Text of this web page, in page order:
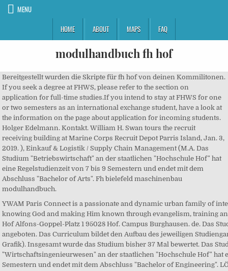
MENU
HOME
ABOUT MAPS FAQ
modulhandbuch fh hof
Bereitgestellt wurden die Skripte für fh hof von deinen Kommilitonen.
If you seek a degree at FHWS, please refer to the section on
application for full-time studies.If you intend to stay at FHWS for one
or two semesters as an international exchange student, have a look at
the information on the page about application for incoming students.
Holger Edelmann. Kontakt. William H. Swan tours the recruit
receiving building at Marine Corps Recruit Depot Parris Island, Jan. 3,
2019. ), Einkauf & Logistik / Supply Chain Management (M.A. Das
Studium "Betriebswirtschaft" an der staatlichen "Hochschule Hof" hat
eine Regelstudienzeit von 7 bis 9 Semestern und endet mit dem
Abschluss "Bachelor of Arts". Fh bielefeld maschinenbau
modulhandbuch.
YWAM Paris Connect is a passionate and dynamic urban family of international believers committed to knowing God and making Him known through evangelism, training and mercy ministries. Hochschule Hof Alfons-Goppel-Platz 1 95028 Hof. Campus Burghausen. de. Das Studium wird in Hof und Münchberg angeboten. Das Curriculum bildet den Aufbau des jeweiligen Studiengangs ab (PDF = Tabelle / JPEG = Grafik). Insgesamt wurde das Studium bisher 37 Mal bewertet. Das Studium "Wirtschaftsingenieurwesen" an der staatlichen "Hochschule Hof" hat eine Regelstudienzeit von 7 bis 9 Semestern und endet mit dem Abschluss "Bachelor of Engineering". LÖSCHEN. Das Studium wird als Vollzeitstudium und duales Studium angeboten. Bachelorstudiengang Betriebswirtschaft – Modulhandbuch 10 densegmente identifizieren. Das Studium wird als Vollzeitstudium und duales Studium angeboten. Modulhandbuch Bachelor EGU / EGU-PLUS. Es werden allerdings nur die durch die Studiendekaninnen und Studiendekane bereits freigegeben Module für alle sichtbar gemacht. Gehaltsabrechnungen), Produktionssteuerungen … So sind die in den einzelnen Modulen zu erwerbenden Kompetenzen detailliert dargestellt, welche Zulassungsvorausset-zungen es gibt oder welche Literatur empfohlen wird. Bitte wählen Sie Ihren Studiengang und Ihr Studienjahr aus. Betriebswirtschaft (verschiedene Studienrichtungen) Betriebswirtschaft dual; Digitale Wirtschaft (berufsbegleitend) Digitale Verwaltung (berufsbegleitend) Nur im Kriterium "Zahl der Studierenden" liegen wir im Mittelfeld. ana alcazar is a member of Vimeo, the home for high quality videos and the people who love them. hochschule hof - university of Applied Sciences. Hochschule Hof / Maschinenbau in externen Beurteilungen. Im Modulhandbuch sind alle Module und Lehrveranstaltungen des Studiengangs ausführlich beschrieben. Grundlagen der Regelungstechnik“ wird der einfachste, aber in der Praxis dennoch eminent wichtige Fall behandelt. Für Ihr Studium wünschen wir Ihnen viel Erfolg. Guido Patek ... MoPPS_Modulhandbuch_20100601.pdf pdf ANZEIGEN DOWNLOAD. View of the skyline and the campus of Frankfurt University of Applied Sciences, Germany. Modulhandbuch: Master Milch- und Verpackungswirtschaft MMV (PO ab WS2018) Modulhandbuch: Master Milch- und Verpackungswirtschaft MMV (PO ab WS2011) Zum Seitenanfang. Dann stehen Ihnen folgende Angebote zur Verfügung: Automobilkaufmann/ -frau. Campus Burghausen. Karlsruher Institut für Technologie Institut für Mess- und Regelungstechnik. Alfons-Goppel-Platz-1 95028 Hof Fon: +49 (0) 9281 / 409 3000, Kulmbacher Str. Modulhandbuch Master „Internationales Wirtschaftsingenieurwesen“ Methoden Kurs Innovation and Technology Management Methoden des Qualitätsmanagement im internationalen Umfeld International Technical Sales Management Life Cycle and Services Management . Ansprechpartner für diese Ausbildung: Schwaba … 'Data is the new gold.' The University of Tübingen is a place of cutting-edge research and excellent teaching. Modulhandbuch Bachelor Wirtschaftsinformatik (Stand SS 2020; zum WS 2020/21 sind Anpassungen möglich) ( 283 KB / pdf) Studien- und Prüfungsordnung Alle Studiengangs- und Prüfungsordnungen stellen wir Ihnen zentral zusammen. Das Studium wird in Hof und Münchberg angeboten. We deliver our products directly to companies and retailers all over Europe. Ausgehend von den Grundlagen eines Projektes werden folgende Teilbereiche behandelt: − Projektmanagementphasen und -prozesse − Projektpläne (Projektstruktur-und -ablaufplan) − Ressourcenmanagement Bereitgestellt wurden die Skripte für fh hof von deinen Kommilitonen. Renate Anschütz. Modulhandbuch-BW-Version3.1-SPO2016-20191001.pdf (1,0 MB) Modulhandbuch-BW-alteSPO-20160630.pdf (879,0 kB) Duales Studium . English Homepage of University of Applied Sciences Düsseldorf. Benèl is distributor and wholesaler of optical instruments and photo video equipment. FH Bielefeld University of Applied Sciences. Die Allgemeine Prüfungsordnung der … V Ü/S P LP V Ü/S P LP V Ü/S P LP V Ü/S P LP V Ü/S P LP V Ü/S P LP SWS LP Mathematisch-naturwissenschaftliche Module Modul Mathematik I 5 2 0 7 7 7 Modul Mathematik II 3 2 0 5 5 5 Modul Physik 3 1 0 5 4 5 95028 Hof. Es erwartet Sie ein praxisorientiertes Studium auf der Basis aktueller Forschungsergebnisse. Das Studium wird als Vollzeitstudium und duales Studium angeboten. (HAW Hamburg: Modulhandbuch Medien und Information, Stand; 2017-06-08, p. 5) Hiermit kündigen wir die Wahl der Wahlpflichtmodule für die Bachelorstudiengänge Bibliotheks- und Informationsmanagement sowie Medien und Information an: im Zeitraum vom 26.08. bis 28.08.2020 von/bis jeweils 12:00 Uhr mittags können Sie aus der Angebotsliste der Wahlpflichtmodule Ihres Bachelor. Im Hochschulranking der Bewertungswebsite studycheck belegt die Hochschule Hof (darunter auch Betriebswirtschaft!!!) Studienbüro Studiengangreferent. In diesem Modulhandbuch finden Sie detailliertere Informationen zu den Modulen, die in dem Studiengang angeboten werden. Modulhandbuch - Betriebswirtschaft Studienjahr Studienjahr wählen WS 2020 SS 2020 WS 2019 SS 2019 WS 2018 SS 2018 WS 2017 SS 2017 WS 2016 SS 2016 WS 2015 SS 2015 WS 2014 SS 2014 WS 2013 SS 2013 WS 2012 SS 2012 WS 2011 SS 2011 WS 2010 SS 2010 WS 2009 SS 2009 WS 2008 SS 2008 WS 2007 SS 2007 WS 2006 Hochschule Hof / Maschinenbau in externen Beurteilungen. Titel Multivariable Control Systems Durchführung Prof. Jörg Raisch (Vorlesung/Lecture), Dipl.-Ing. Dafür wird zunächst ein Konzeptionsprozess vorgestellt, in dem in sechs Schritten alle wesentlichen Fragen mit Hintergrundwissen und zahlreichen praktischen Beispielen aus Hochschulen und den unterschiedlichen Fakultäten beantwortet werden. : 0 60 21-4206-624 und -620 E-Mail: studienbuero.wr@th-ab.de Fakultät Ingenieurwissenschaften 76; 95213 Münchberg; Raum H16 Dauer: - Vorstellung des Studiengangs 30 Minuten - Beschreibung des Werdegangs und der … Dann stehen Ihnen folgende Angebote zur Verfügung: ), Einkauf & Logistik / Supply Chain Management (M.A. These pages will help you master the challenges of university life. Konstruktive Betrachtung und wärmetechnische Berechnung eines praktischen Beispiels. FH Bielefeld - Informationen zu Studium, Lehre, Forschung und Entwicklung an der Fachhochschule Bielefeld. Die Handbücher sind nach Lehreinheiten und innerhalb dieser alphabetisch nach Modulen geordnet. Die RWTH Aachen ist ein Ort, an dem die Zukunft unserer industrialisierten Welt gedacht wird - Thinking the Future LÖSCHEN. Das Studium "Wirtschaftsingenieurwesen" an der staatlichen "Hochschule Hof" hat eine Regelstudienzeit von 7 bis 9 Semestern und endet mit dem Abschluss "Bachelor of Engineering". Modulhandbuch umweltingenieurwesen hda —